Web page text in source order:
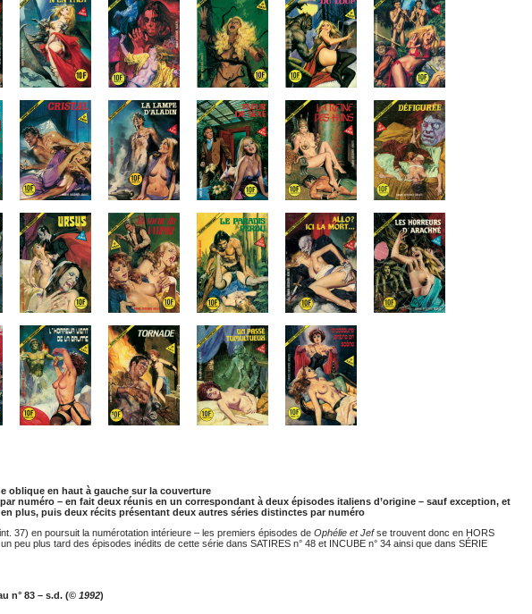
oblique en haut à gauche sur la couverture
numéro – en fait deux réunis en un correspondant à deux épisodes italiens d’origine – sauf exception, et
plus, puis deux récits présentant deux autres séries distinctes par numéro
37) en poursuit la numérotation intérieure – les premiers épisodes de Ophélie et Jefse trouvent donc en HORS
peu plus tard des épisodes inédits de cette série dans SATIRES n° 48 et INCUBE n° 34 ainsi que dans SÉRIE
n° 83 – s.d. (© 1992)